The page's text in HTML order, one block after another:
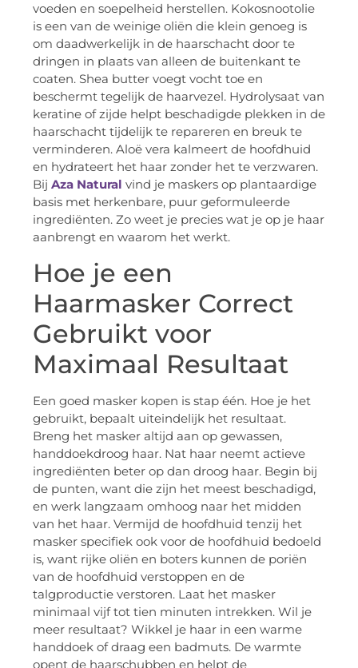
voeden en soepelheid herstellen. Kokosnootolie
is een van de weinige oliën die klein genoeg is
om daadwerkelijk in de haarschacht door te
dringen in plaats van alleen de buitenkant te
coaten. Shea butter voegt vocht toe en
beschermt tegelijk de haarvezel. Hydrolysaat van
keratine of zijde helpt beschadigde plekken in de
haarschacht tijdelijk te repareren en breuk te
verminderen. Aloë vera kalmeert de hoofdhuid
en hydrateert het haar zonder het te verzwaren.
Bij Aza Natural vind je maskers op plantaardige
basis met herkenbare, puur geformuleerde
ingrediënten. Zo weet je precies wat je op je haar
aanbrengt en waarom het werkt.
Hoe je een
Haarmasker Correct
Gebruikt voor
Maximaal Resultaat
Een goed masker kopen is stap één. Hoe je het
gebruikt, bepaalt uiteindelijk het resultaat.
Breng het masker altijd aan op gewassen,
handdoekdroog haar. Nat haar neemt actieve
ingrediënten beter op dan droog haar. Begin bij
de punten, want die zijn het meest beschadigd,
en werk langzaam omhoog naar het midden
van het haar. Vermijd de hoofdhuid tenzij het
masker specifiek ook voor de hoofdhuid bedoeld
is, want rijke oliën en boters kunnen de poriën
van de hoofdhuid verstoppen en de
talgproductie verstoren. Laat het masker
minimaal vijf tot tien minuten intrekken. Wil je
meer resultaat? Wikkel je haar in een warme
handdoek of draag een badmuts. De warmte
opent de haarschubben en helpt de